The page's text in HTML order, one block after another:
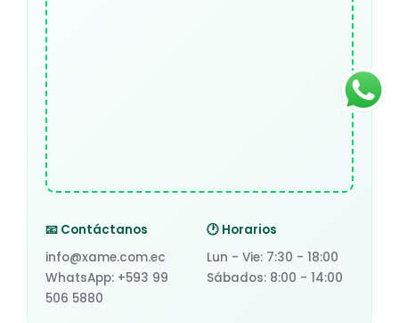
📧 Contáctanos
info@xame.com.ec
WhatsApp: +593 99
506 5880
🕐 Horarios
Lun - Vie: 7:30 - 18:00
Sábados: 8:00 - 14:00